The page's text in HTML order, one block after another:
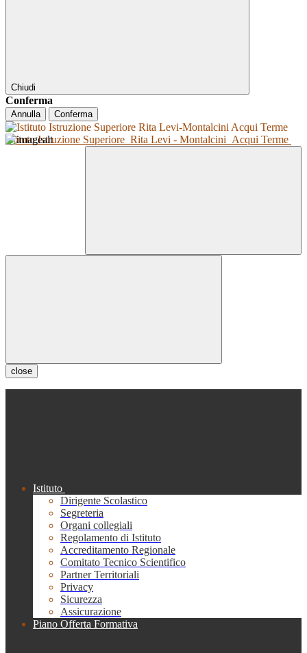
Chiudi
Conferma
Annulla Conferma
Istituto Istruzione Superiore Rita Levi - Montalcini Acqui Terme
close
Istituto
Dirigente Scolastico
Segreteria
Organi collegiali
Regolamento di Istituto
Accreditamento Regionale
Comitato Tecnico Scientifico
Partner Territoriali
Privacy
Sicurezza
Assicurazione
Piano Offerta Formativa